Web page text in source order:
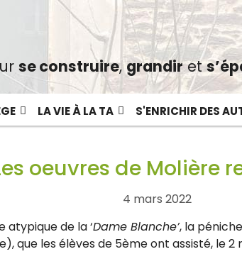
se construire,grandiret
LA VIE À LA TA S'ENRICHIR DES
oeuvres de Molière
4 mars 2022
atypique de la ‘Dame Blanche’, la
que les élèves de 5ème ont assisté, le